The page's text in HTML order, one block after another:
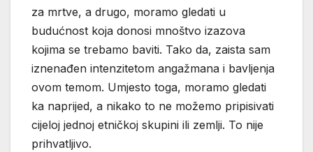
za mrtve, a drugo, moramo gledati u
budućnost koja donosi mnoštvo izazova
kojima se trebamo baviti. Tako da, zaista sam
iznenađen intenzitetom angažmana i bavljenja
ovom temom. Umjesto toga, moramo gledati
ka naprijed, a nikako to ne možemo pripisivati
cijeloj jednoj etničkoj skupini ili zemlji. To nije
prihvatljivo.